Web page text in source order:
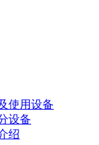
使用设备
设备
绍